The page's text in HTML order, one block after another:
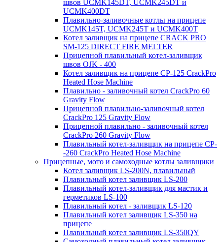
швов UCMK145DT, UCMK245DT и
UCMK400DT
Плавильно-заливочные котлы на прицепе
UCMK145T, UCMK245T и UCMK400T
Котел заливщик на прицепе CRACK PRO
SM-125 DIRECT FIRE MELTER
Прицепной плавильный котел-заливщик
швов OJK - 400
Котел заливщик на прицепе CP-125 CrackPro
Heated Hose Machine
Плавильно - заливочный котел CrackPro 60
Gravity Flow
Прицепной плавильно-заливочный котел
CrackPro 125 Gravity Flow
Прицепной плавильно - заливочный котел
CrackPro 260 Gravity Flow
Плавильный котел-заливщик на прицепе CP-
-260 CrackPro Heated Hose Machine
Прицепные, мото и самоходные котлы заливщики
Котел заливщик LS-200N, плавильный
Плавильный котел заливщик LS-200
Плавильный котел-заливщик для мастик и
герметиков LS-100
Плавильный котел - заливщик LS-120
Плавильный котел заливщик LS-350 на
прицепе
Плавильный котел заливщик LS-350QY